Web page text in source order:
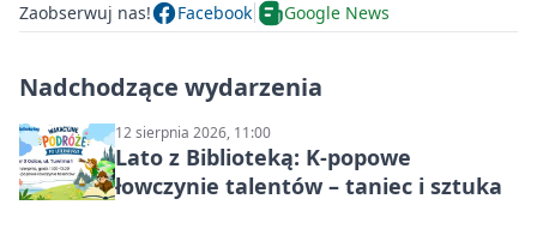
Zaobserwuj nas! Facebook Google News
Nadchodzące wydarzenia
12 sierpnia 2026, 11:00
Lato z Biblioteką: K-popowe
łowczynie talentów – taniec i sztuka